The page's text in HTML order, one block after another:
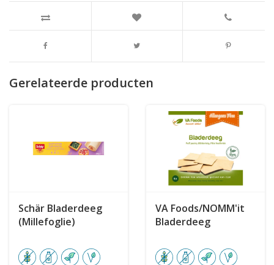
Gerelateerde producten
Schär Bladerdeeg
(Millefoglie)
VA Foods/NOMM'it
Bladerdeeg